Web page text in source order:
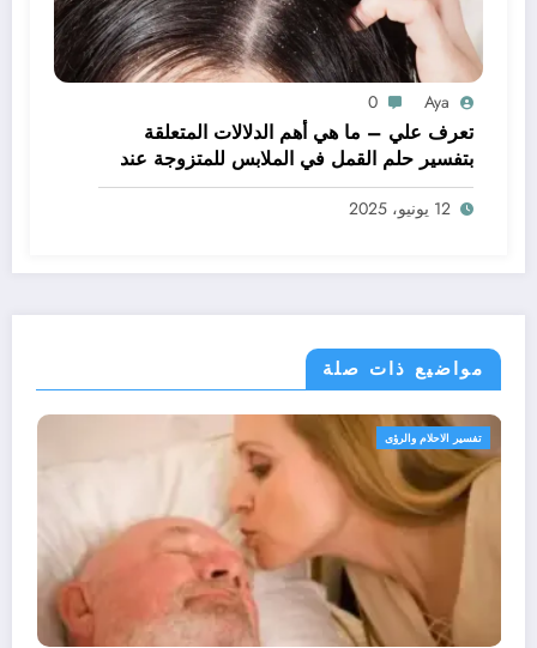
Aya
0
تعرف علي – ما هي أهم الدلالات المتعلقة
بتفسير حلم القمل في الملابس للمتزوجة عند
ابن سيرين؟ – بالتفصيل
12 يونيو، 2025
مواضيع ذات صلة